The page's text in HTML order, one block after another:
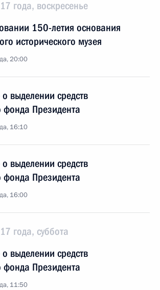
года, воскресенье
150-летия основания
исторического музея
20:00
выделении средств
фонда Президента
16:10
выделении средств
фонда Президента
16:00
года, суббота
выделении средств
фонда Президента
11:50